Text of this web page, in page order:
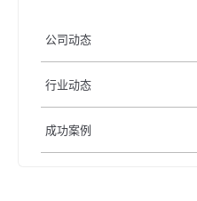
公司动态
行业动态
成功案例